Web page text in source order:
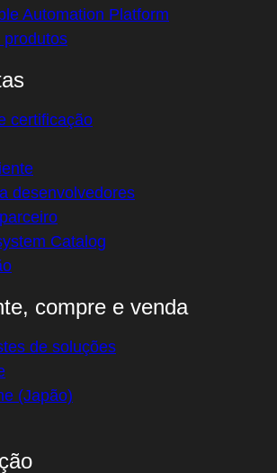
Automation Platform
produtos
certificação
desenvolvedores
Catalog
compre e venda
de soluções
(Japão)